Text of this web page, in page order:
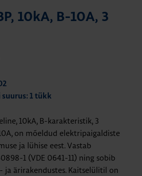
10kA, B-10A, 3
suurus: 1 tükk
10kA, B-karakteristik, 3
on mõeldud elektripaigaldiste
ja lühise eest. Vastab
1 (VDE 0641-11) ning sobib
ja ärirakendustes. Kaitselülitil on